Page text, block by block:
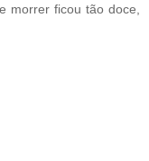
morrer ficou tão doce,